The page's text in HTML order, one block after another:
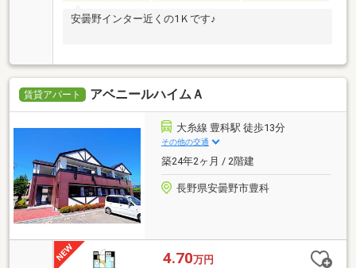
安曇野インター近くの1Ｋです♪
賃貸アパート アベニールハイムＡ
大糸線 豊科駅 徒歩13分
その他の交通
築24年2ヶ月 / 2階建
長野県安曇野市豊科
4.70万円